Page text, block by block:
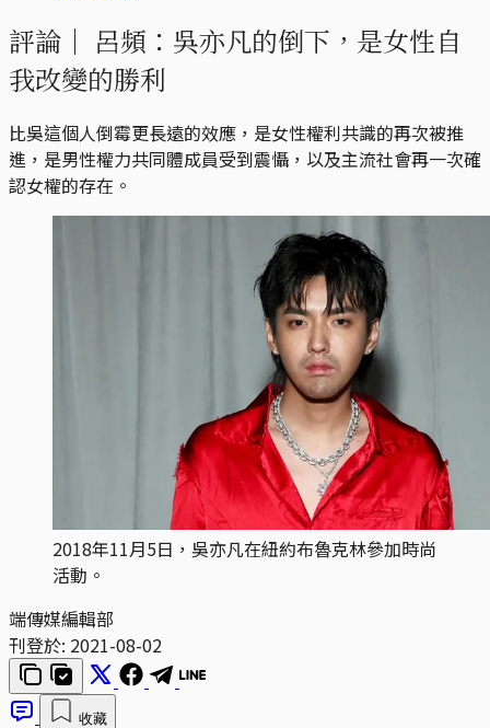
評論｜ 呂頻：吳亦凡的倒下，是女性自
我改變的勝利
比吳這個人倒霉更長遠的效應，是女性權利共識的再次被推
進，是男性權力共同體成員受到震懾，以及主流社會再一次確
認女權的存在。
2018年11月5日，吳亦凡在紐約布魯克林參加時尚
活動。
端傳媒編輯部
刊登於: 2021-08-02
收藏